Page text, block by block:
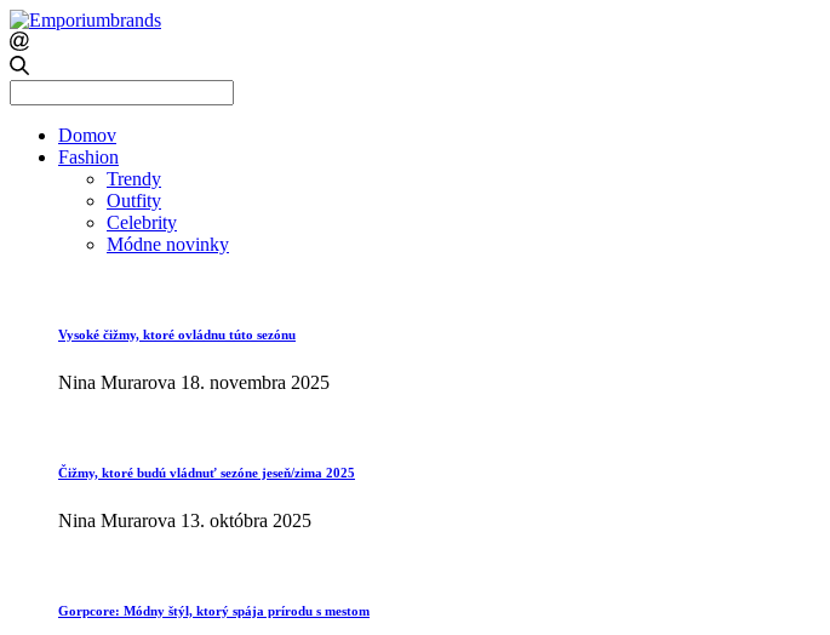
for:
Domov
Fashion
Trendy
Outfity
Celebrity
Módne novinky
Vysoké čižmy, ktoré ovládnu túto sezónu
Nina Murarova 18. novembra 2025
Čižmy, ktoré budú vládnuť sezóne jeseň/zima 2025
Nina Murarova 13. októbra 2025
Gorpcore: Módny štýl, ktorý spája prírodu s mestom